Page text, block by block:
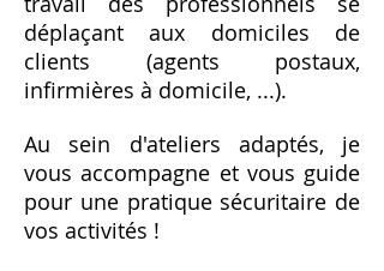
déplaçant aux domiciles de
clients (agents postaux,
infirmières à domicile, ...).
Au sein d'ateliers adaptés, je
vous accompagne et vous guide
pour une pratique sécuritaire de
vos activités !